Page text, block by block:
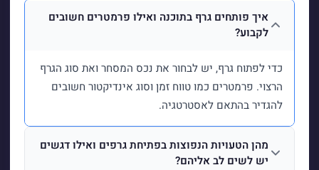
איך פותחים גרף בתוכנה ואילו פרמטרים חשובים
לקבוע?
כדי לפתוח גרף, יש לבחור את נכס המסחר ואת סוג הגרף
הרצוי. פרמטרים כמו טווח זמן וסוג אינדיקטור חשובים
להגדיר בהתאם לאסטרטגיה.
מהן הטעויות הנפוצות בפתיחת גרפים ואילו דגשים
יש לשים לב אליהם?